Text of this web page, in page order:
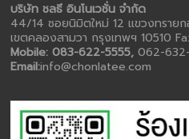
บริษัท ชลธี อินโนเวชั่น จำกัด
44/14 ซอยนิมิตใหม่ 12 แขวงทราย
เขตคลองสามวา กรุงเทพฯ 10510
Mobile: 083-622-5555,062-
Email:info@chonlatee.com